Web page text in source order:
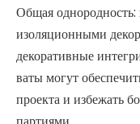
Общая
изоляционными
декоративные
ваты могут
проекта и избежать